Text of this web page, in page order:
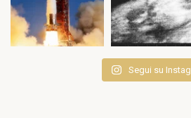
Segui su